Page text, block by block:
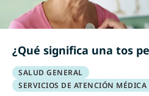
¿Qué significa una tos
SALUD GENERAL
SERVICIOS DE ATENCIÓN